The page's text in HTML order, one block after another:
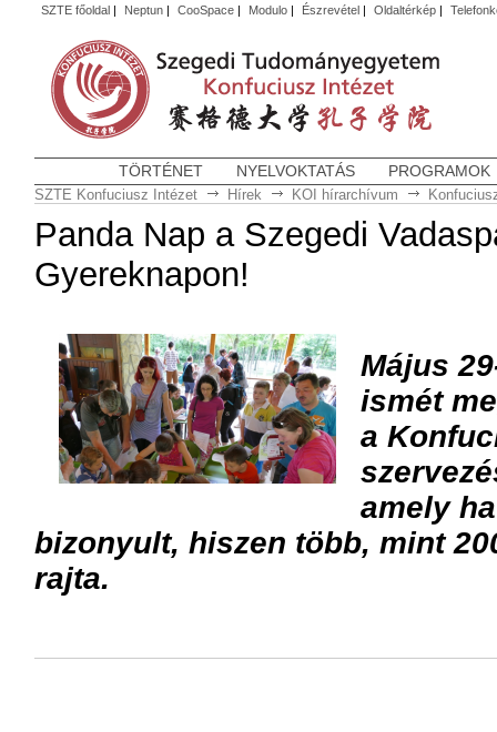
SZTE főoldal| Neptun| CooSpace| Modulo| Észrevétel| Oldaltérkép|
TÖRTÉNET NYELVOKTATÁS PROGRAMOK
SZTE Konfuciusz Intézet Hírek KOI hírarchívum
Panda Nap a Szegedi
Gyereknapon!
Május
ismét
a
amely
bizonyult, hiszen több, mint
rajta.